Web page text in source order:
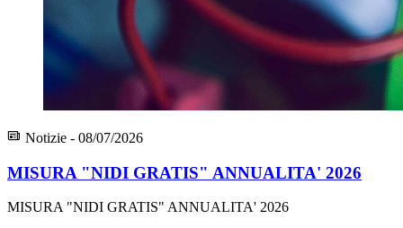
Notizie - 08/07/2026
MISURA "NIDI GRATIS" ANNUALITA' 2026
MISURA "NIDI GRATIS" ANNUALITA' 2026